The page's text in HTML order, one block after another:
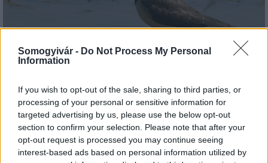
Somogyivár - Do Not Process My Personal
Information
If you wish to opt-out of the sale, sharing to third parties, or
processing of your personal or sensitive information for
targeted advertising by us, please use the below opt-out
section to confirm your selection. Please note that after your
opt-out request is processed you may continue seeing
interest-based ads based on personal information utilized by
Hőség és vízhiány - itatók feltöltésével segítik a
Helyi hírek